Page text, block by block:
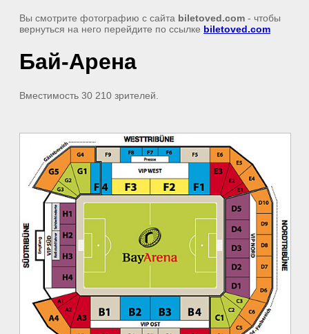
Вы смотрите фотографию с сайта biletoved.com - чтобы
вернуться на него перейдите по ссылке biletoved.com
Бай-Арена
Вместимость 30 210 зрителей.